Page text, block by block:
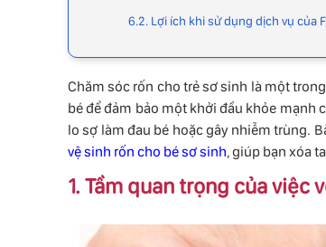
6.2. Lợi ích khi sử dụng dịch vụ của
Chăm sóc rốn cho trẻ sơ sinh là một
bé để đảm bảo một khởi đầu khỏe mạnh
lo sợ làm đau bé hoặc gây nhiễm trùng.
vệ sinh rốn cho bé sơ sinh, giúp bạn xóa
1. Tầm quan trọng của việc